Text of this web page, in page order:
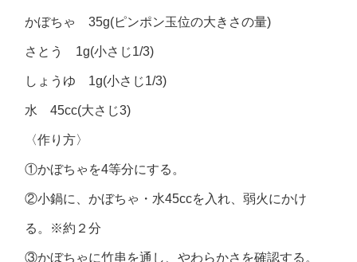
かぼちゃ 35g(ピンポン玉位の大きさの量)
さとう 1g(小さじ1/3)
しょうゆ 1g(小さじ1/3)
水 45cc(大さじ3)
〈作り方〉
①かぼちゃを4等分にする。
②小鍋に、かぼちゃ・水45ccを入れ、弱火にかけ
る。※約２分
③かぼちゃに竹串を通し、やわらかさを確認する。